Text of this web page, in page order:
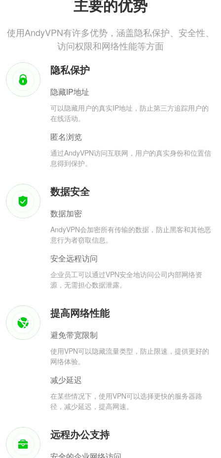
主要的优势
使用AndyVPN有许多优势，涵盖隐私保护、安全性、
访问权限和网络性能等方面
隐私保护
隐藏IP地址
可以隐藏用户的真实IP地址，防止第三方追踪用户的
在线活动。
匿名浏览
通过AndyVPN访问互联网，用户的真实身份和位置信
息得到保护。
数据安全
数据加密
AndyVPN会加密所有传输的数据，防止黑客和其他恶
意行为者窃取信息。
安全远程访问
企业员工可以通过VPN安全地访问公司内部网络资
源，无需担心数据泄露。
提高网络性能
避免带宽限制
使用VPN可以隐藏流量类型，防止限速，提供更好的
网络体验。
减少延迟
在某些情况下，使用VPN可以选择更快的服务器路
径，减少延迟，提高网速。
远程办公支持